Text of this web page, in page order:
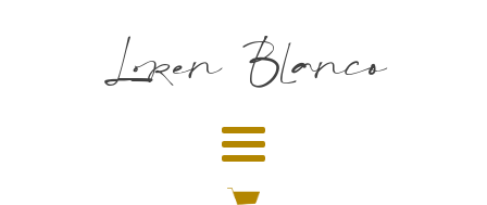
Loren Blanco